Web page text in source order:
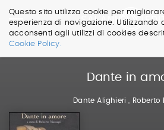
Questo sito utilizza cookie per
esperienza di navigazione. Utilizzando
acconsenti agli utilizzi di cookies
Cookie Policy.
Salta
Dante in
Dante Alighieri Roberto